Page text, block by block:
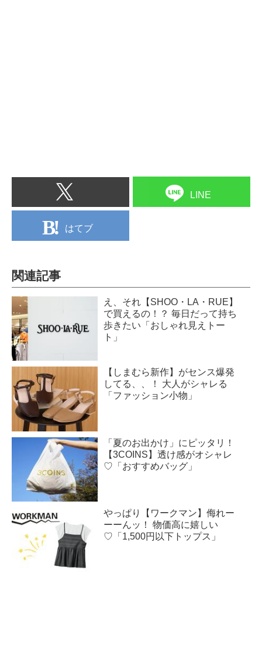
LINE
はてブ
関連記事
え、それ【SHOO・LA・RUE】
で買えるの！？ 毎日だって持ち
歩きたい「おしゃれ見えトー
ト」
【しまむら新作】がセンス爆発
してる、、！ 大人がシャレる
「ファッション小物」
「夏のお出かけ」にピッタリ！
【3COINS】透け感がオシャレ
♡「おすすめバッグ」
やっぱり【ワークマン】侮れー
ーーんッ！ 物価高に嬉しい
♡「1,500円以下トップス」